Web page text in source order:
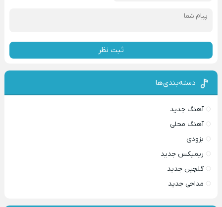
ثبت نظر
دسته‌بندی‌ها
آهنگ جدید
آهنگ محلی
بزودی
ریمیکس جدید
گلچین جدید
مداحی جدید